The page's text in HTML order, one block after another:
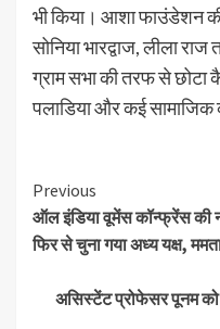
भी किया। आशा फाउंडेशन
सोनिया भारद्वाज, लीला
ग्राम सभा की तरफ से
पलाडिया और कई सामाजिक
Continue
Reading
Previous
ऑल इंडिया वूमेंस कॉन्फ्रेंस की नई
फिर से चुना गया अध्य यक्ष,
असिस्टेंट प्रोफेसर पूनम को